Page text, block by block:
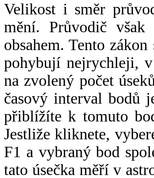
Velikost i směr
mění. Průvodič
obsahem. Tento
pohybují nejrychleji,
na zvolený počet
časový interval bodů
přiblížíte k tomuto
Jestliže kliknete,
F1 a vybraný bod
tato úsečka měří v